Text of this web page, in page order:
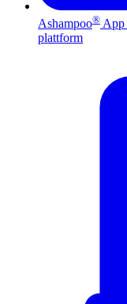
Ashampoo® App
plattform